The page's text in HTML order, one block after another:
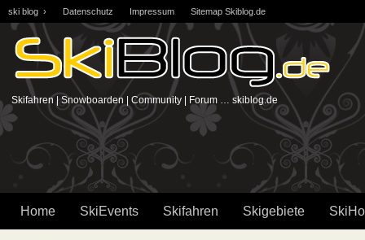
ski blog › Datenschutz Impressum Sitemap Skiblog.de
Skifahren | Snowboarden | Community | Forum … skiblog.de
Home SkiEvents Skifahren Skigebiete